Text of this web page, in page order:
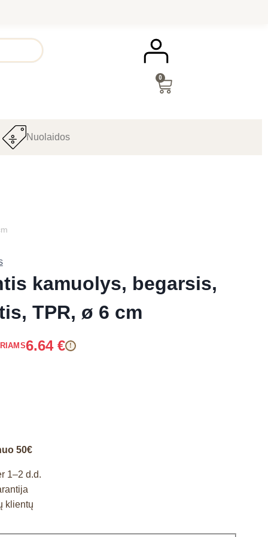
0
Nuolaidos
kamuolys, begarsis,
TPR, ø 6 cm
6.64 € !
50€
1–2 d.d.
klientų